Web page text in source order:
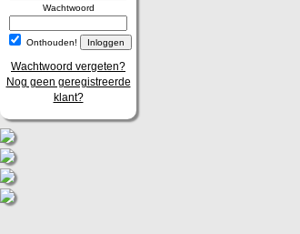
Wachtwoord
Onthouden!
Wachtwoord vergeten?
Nog geen geregistreerde
klant?